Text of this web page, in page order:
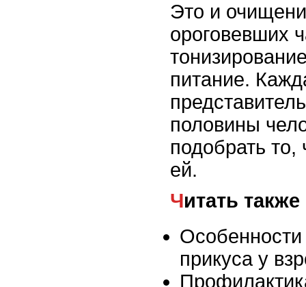
Это и
ороговевших
питание.
половины
подобрать
ей.
Читать также
прикуса у